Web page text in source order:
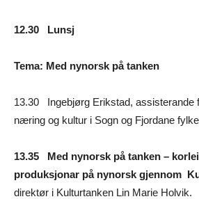
12.30 Lunsj
Tema: Med nynorsk på tanken
13.30 Ingebjørg Erikstad, assisterande
næring og kultur i Sogn og Fjordane
13.35 Med nynorsk på tanken –
produksjonar på nynorsk gjennom
direktør i Kulturtanken Lin Marie Holvik.